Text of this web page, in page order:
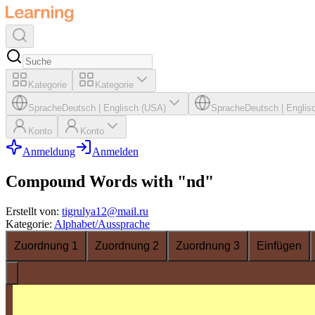
Kategorie Kategorie
SpracheDeutsch Englisch (USA) SpracheDeutsch
Konto Konto
Anmeldung Anmelden
Compound Words with "nd"
Erstellt von: tigrulya12@mail.ru
Kategorie: Alphabet/Aussprache
Zuordnung 1
Zuordnung 2 Zuordnung 3 Einfügen